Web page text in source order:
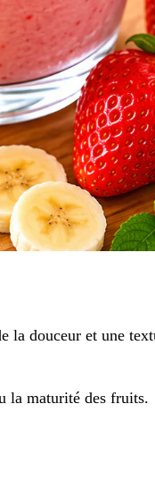
la douceur et une
la maturité des fruits.